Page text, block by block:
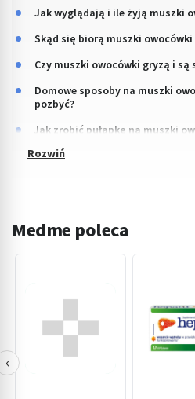
Jak wyglądają i ile żyją muszki
Skąd się biorą muszki owocówki
Czy muszki owocówki gryzą i są
Domowe sposoby na muszki
pozbyć?
Jak zrobić pułapkę na muszki
Medme poleca
‹